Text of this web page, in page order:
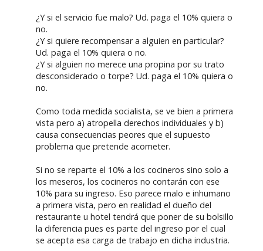
¿Y si el servicio fue malo? Ud. paga el 10% quiera o
no.
¿Y si quiere recompensar a alguien en particular?
Ud. paga el 10% quiera o no.
¿Y si alguien no merece una propina por su trato
desconsiderado o torpe? Ud. paga el 10% quiera o
no.
Como toda medida socialista, se ve bien a primera
vista pero a) atropella derechos individuales y b)
causa consecuencias peores que el supuesto
problema que pretende acometer.
Si no se reparte el 10% a los cocineros sino solo a
los meseros, los cocineros no contarán con ese
10% para su ingreso. Eso parece malo e inhumano
a primera vista, pero en realidad el dueño del
restaurante u hotel tendrá que poner de su bolsillo
la diferencia pues es parte del ingreso por el cual
se acepta esa carga de trabajo en dicha industria.